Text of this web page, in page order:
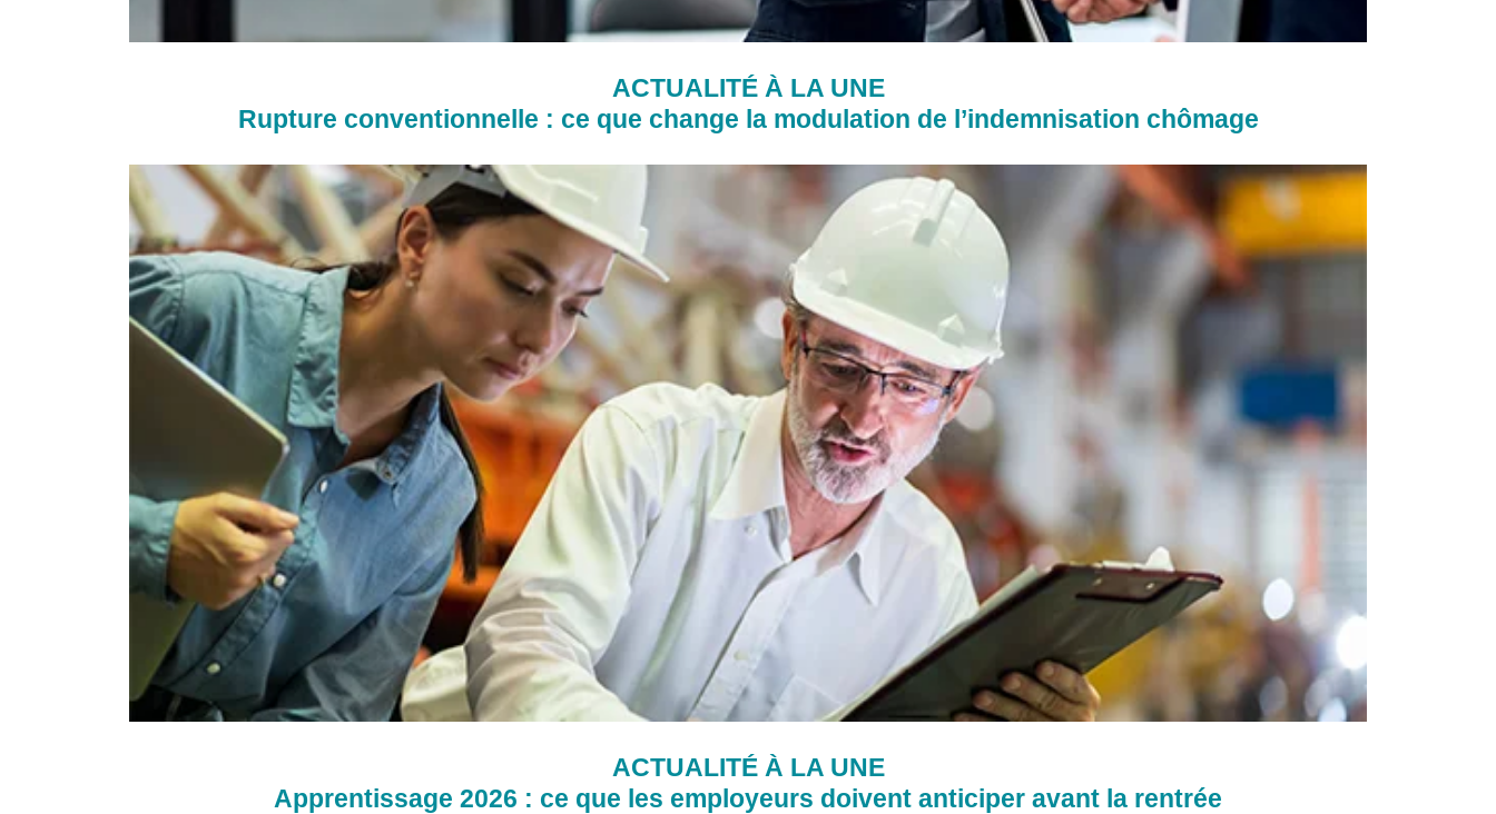
ACTUALITÉ À LA UNE
Rupture conventionnelle : ce que change la modulation de l’indemnisation chômage
ACTUALITÉ À LA UNE
Apprentissage 2026 : ce que les employeurs doivent anticiper avant la rentrée